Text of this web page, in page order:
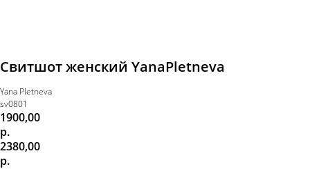
Свитшот женский YanaPletneva
Yana Pletneva
sv0801
1900,00
р.
2380,00
р.